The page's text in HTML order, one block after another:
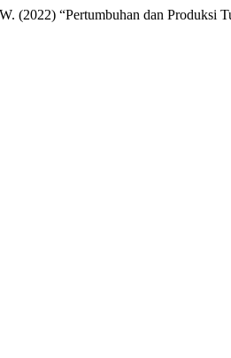
(2022) “Pertumbuhan dan Produksi